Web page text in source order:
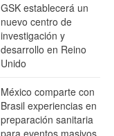
GSK establecerá un
nuevo centro de
investigación y
desarrollo en Reino
Unido
México comparte con
Brasil experiencias en
preparación sanitaria